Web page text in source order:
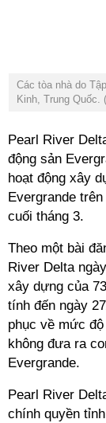
Các tòa nhà do
Kinh, Trung Quốc.
Pearl River
động sản
hoạt động xây
Evergrande
cuối tháng 3.
Theo một bài
River Delta
xây dựng của
tính đến ngày
phục về mức
không đưa ra
Evergrande.
Pearl River
chính quyền